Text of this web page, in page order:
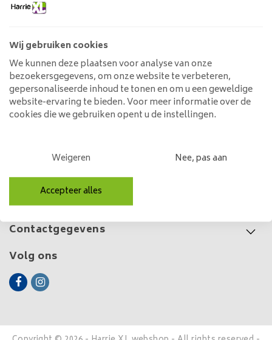
Hanglamp Raster met Glas |
4x ø15 cm
259,00
Klantenservice
Mijn account
Categorieën
Contactgegevens
Volg ons
Wij gebruiken cookies
We kunnen deze plaatsen voor analyse van onze
bezoekersgegevens, om onze website te verbeteren,
gepersonaliseerde inhoud te tonen en om u een geweldige
website-ervaring te bieden. Voor meer informatie over de
cookies die we gebruiken opent u de instellingen.
Weigeren Nee, pas aan
Accepteer alles